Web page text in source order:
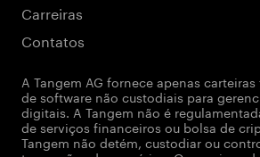
Carreiras
Contatos
A Tangem AG fornece apenas
de software não custodiais para
digitais. A Tangem não é
de serviços financeiros ou bolsa de
Tangem não detém, custodiar ou